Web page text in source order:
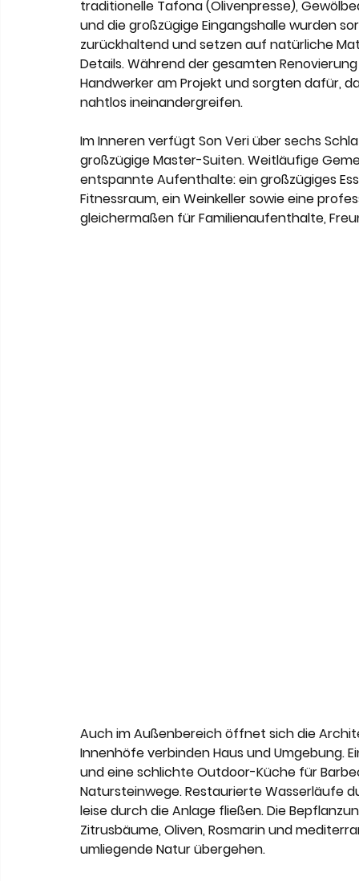
traditionelle Tafona (Olivenpresse),
und die großzügige Eingangshalle wurden
zurückhaltend und setzen auf natürliche
Details. Während der gesamten
Handwerker am Projekt und sorgten dafür,
nahtlos ineinandergreifen.
Im Inneren verfügt Son Veri über sechs
großzügige Master-Suiten. Weitläufige
entspannte Aufenthalte: ein großzügiges
Fitnessraum, ein Weinkeller sowie eine
gleichermaßen für Familienaufenthalte,
Auch im Außenbereich öffnet sich die
Innenhöfe verbinden Haus und Umgebung.
und eine schlichte Outdoor-Küche für
Natursteinwege. Restaurierte Wasserläufe
leise durch die Anlage fließen. Die
Zitrusbäume, Oliven, Rosmarin und
umliegende Natur übergehen.